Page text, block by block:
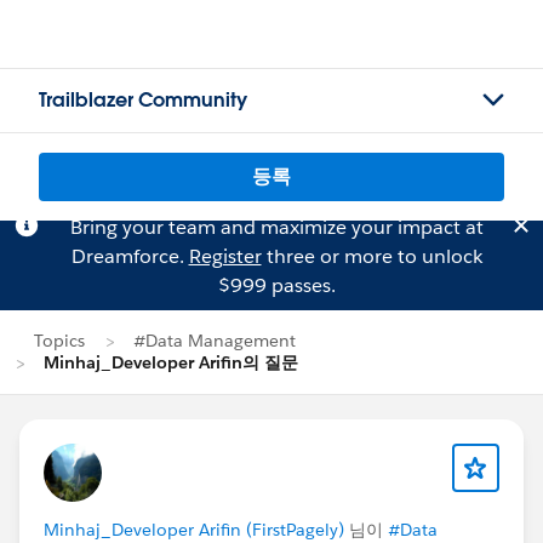
Trailblazer Community
등록
Bring your team and maximize your impact at
Dreamforce. Registerthree or more to unlock
$999 passes.
Topics
#Data Management
Minhaj_Developer Arifin의 질문
Minhaj_Developer Arifin (FirstPagely) 님이 #Data